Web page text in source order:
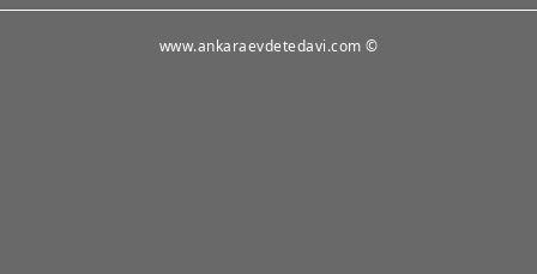
www.ankaraevdetedavi.com ©